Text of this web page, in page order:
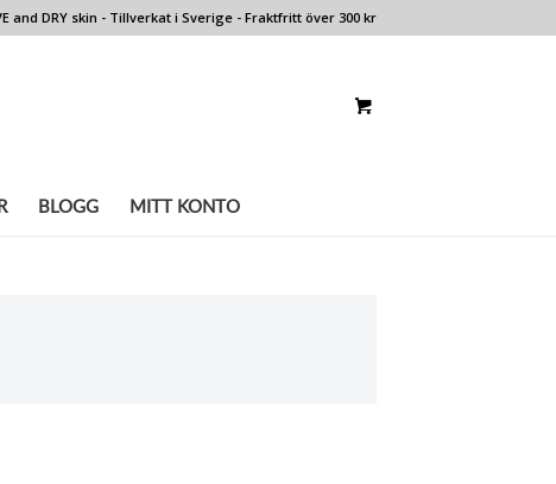
and DRY skin - Tillverkat i Sverige - Fraktfritt över 300 kr
BLOGG MITT KONTO